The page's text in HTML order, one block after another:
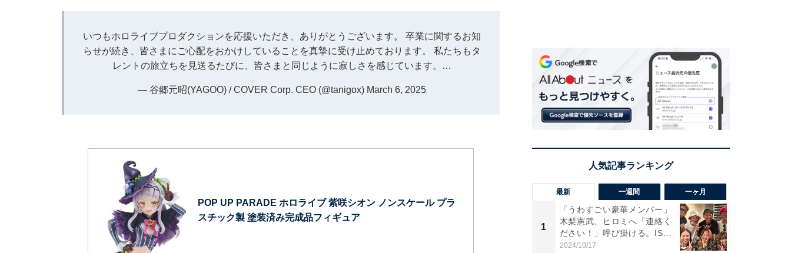
いつもホロライブプロダクションを応援いただき、ありがとうございます。 卒業に関するお知
らせが続き、皆さまにご心配をおかけしていることを真摯に受け止めております。 私たちもタ
レントの旅立ちを見送るたびに、皆さまと同じように寂しさを感じています。…
— 谷郷元昭(YAGOO) / COVER Corp. CEO (@tanigox) March 6, 2025
POP UP PARADE ホロライブ 紫咲シオン ノンスケール プラ
スチック製 塗装済み完成品フィギュア
最新 一週間 一ヶ月
1
「うわすごい豪華メンバー」
木梨憲武、ヒロミへ「連絡く
ださい！」呼び掛ける。IS
S...
2024/10/17